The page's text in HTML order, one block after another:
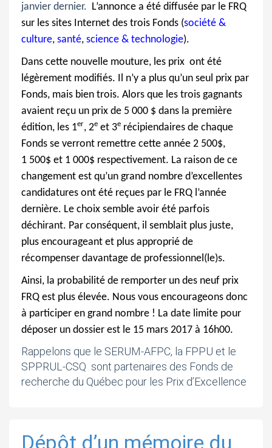
janvier dernier. L’annonce a été diffusée par le FRQ
sur les sites Internet des trois Fonds (société &
culture, santé, science & technologie).
Dans cette nouvelle mouture, les prix ont été
légèrement modifiés. Il n’y a plus qu’un seul prix par
Fonds, mais bien trois. Alors que les trois gagnants
avaient reçu un prix de 5 000 $ dans la première
édition, les 1er, 2e et 3e récipiendaires de chaque
Fonds se verront remettre cette année 2 500$,
1 500$ et 1 000$ respectivement. La raison de ce
changement est qu’un grand nombre d’excellentes
candidatures ont été reçues par le FRQ l’année
dernière. Le choix semble avoir été parfois
déchirant. Par conséquent, il semblait plus juste,
plus encourageant et plus approprié de
récompenser davantage de professionnel(le)s.
Ainsi, la probabilité de remporter un des neuf prix
FRQ est plus élevée. Nous vous encourageons donc
à participer en grand nombre ! La date limite pour
déposer un dossier est le 15 mars 2017 à 16h00.
Rappelons que le SERUM-AFPC, la FPPU et le
SPPRUL-CSQ sont partenaires des Fonds de
recherche du Québec pour les Prix d’Excellence
Dépôt d’un mémoire du